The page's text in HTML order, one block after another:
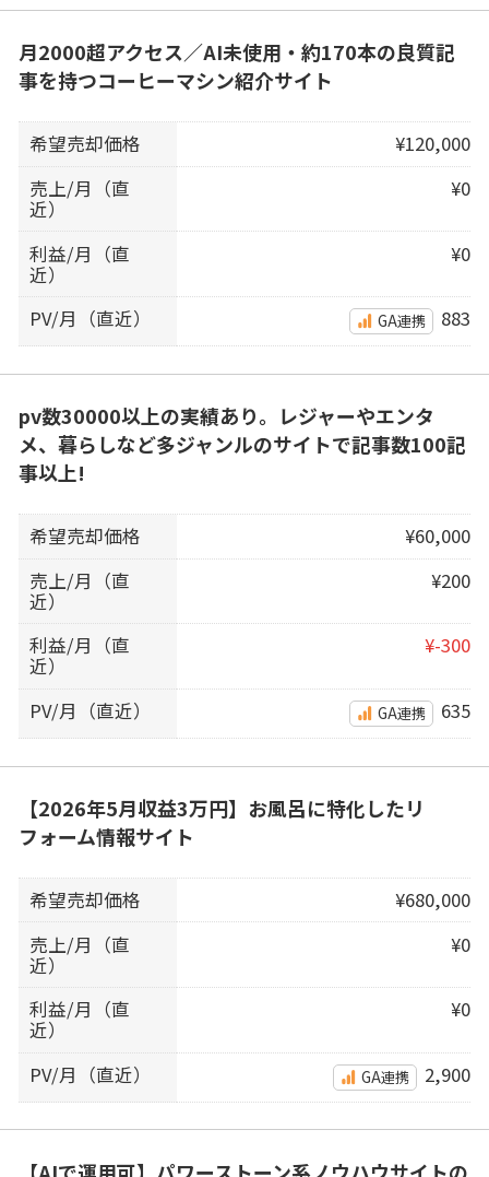
月2000超アクセス／AI未使用・約170本の良質記
事を持つコーヒーマシン紹介サイト
希望売却価格
¥120,000
売上/月（直
近）
¥0
利益/月（直
近）
¥0
PV/月（直近） GA連携 883
pv数30000以上の実績あり。レジャーやエンタ
メ、暮らしなど多ジャンルのサイトで記事数100記
事以上!
希望売却価格
¥60,000
売上/月（直
近）
¥200
利益/月（直
近）
¥-300
PV/月（直近） GA連携 635
【2026年5月収益3万円】お風呂に特化したリ
フォーム情報サイト
希望売却価格
¥680,000
売上/月（直
近）
¥0
利益/月（直
近）
¥0
PV/月（直近） GA連携 2,900